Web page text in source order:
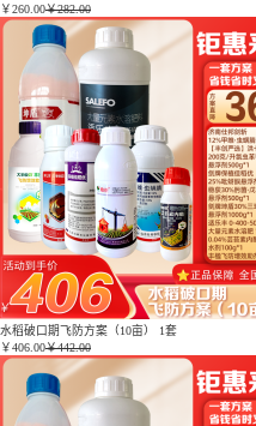
￥260.00￥282.00
水稻破口期飞防方案（10亩） 1套
￥406.00￥442.00